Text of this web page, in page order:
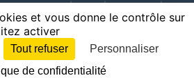
ouvertes | Carte | Communes |
| Cultures | Zones protégées | Forets |
| Statistiques
| CGU | CGV Cookies
France, SAFER, INRAE, BRGM, INAO, Ministère de
l'Agriculture
et vous donne le contrôle sur
activer
Tout refuser
Personnaliser
de confidentialité